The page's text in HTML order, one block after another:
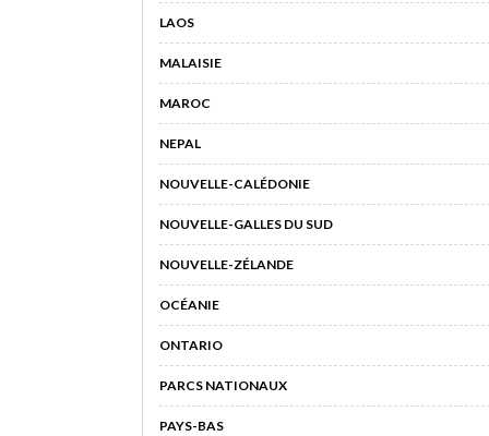
LAOS
MALAISIE
MAROC
NEPAL
NOUVELLE-CALÉDONIE
NOUVELLE-GALLES DU SUD
NOUVELLE-ZÉLANDE
OCÉANIE
ONTARIO
PARCS NATIONAUX
PAYS-BAS